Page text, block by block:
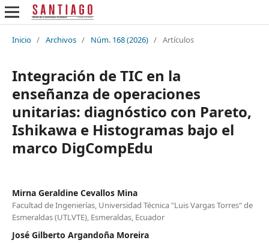
Inicio / Archivos / Núm. 168 (2026) / Artículos
Integración de TIC en la
enseñanza de operaciones
unitarias: diagnóstico con Pareto,
Ishikawa e Histogramas bajo el
marco DigCompEdu
Mirna Geraldine Cevallos Mina
Facultad de Ingenierías, Universidad Técnica "Luis Vargas Torres" de
Esmeraldas (UTLVTE), Esmeraldas, Ecuador
José Gilberto Argandoña Moreira